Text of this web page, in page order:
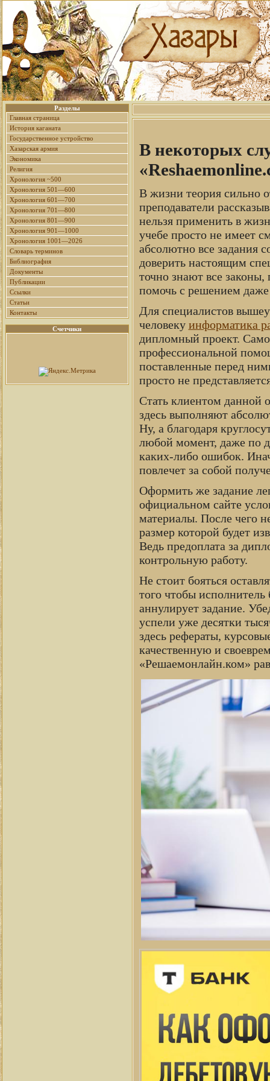
Разделы
Главная страница
История каганата
Государственное устройство
Хазарская армия
Экономика
Религия
Хронология ~500
Хронология 501—600
Хронология 601—700
Хронология 701—800
Хронология 801—900
Хронология 901—1000
Хронология 1001—2026
Словарь терминов
Библиография
Документы
Публикации
Ссылки
Статьи
Контакты
Счетчики
В некоторых
В жизни теория сильно
преподаватели
нельзя применить в
учебе просто не имеет
абсолютно все задания
доверить настоящим
точно знают все законы,
помочь с решением
Для специалистов
человеку информатика
дипломный проект.
профессиональной
поставленные перед
просто не
Стать клиентом данной
здесь выполняют
Ну, а благодаря
любой момент, даже по
каких-либо ошибок.
повлечет за собой
Оформить же задание
официальном сайте
материалы. После чего
размер которой будет
Ведь предоплата за
контрольную работу.
Не стоит бояться
того чтобы исполнитель
аннулирует задание.
успели уже десятки
здесь рефераты,
качественную и
«Решаемонлайн.ком»